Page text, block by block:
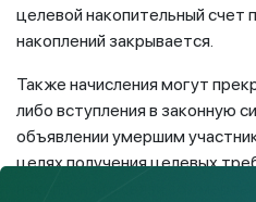
целевой накопительный счет
накоплений закрывается.
Также начисления могут
либо вступления в законную
объявлении умершим
целях получения целевых